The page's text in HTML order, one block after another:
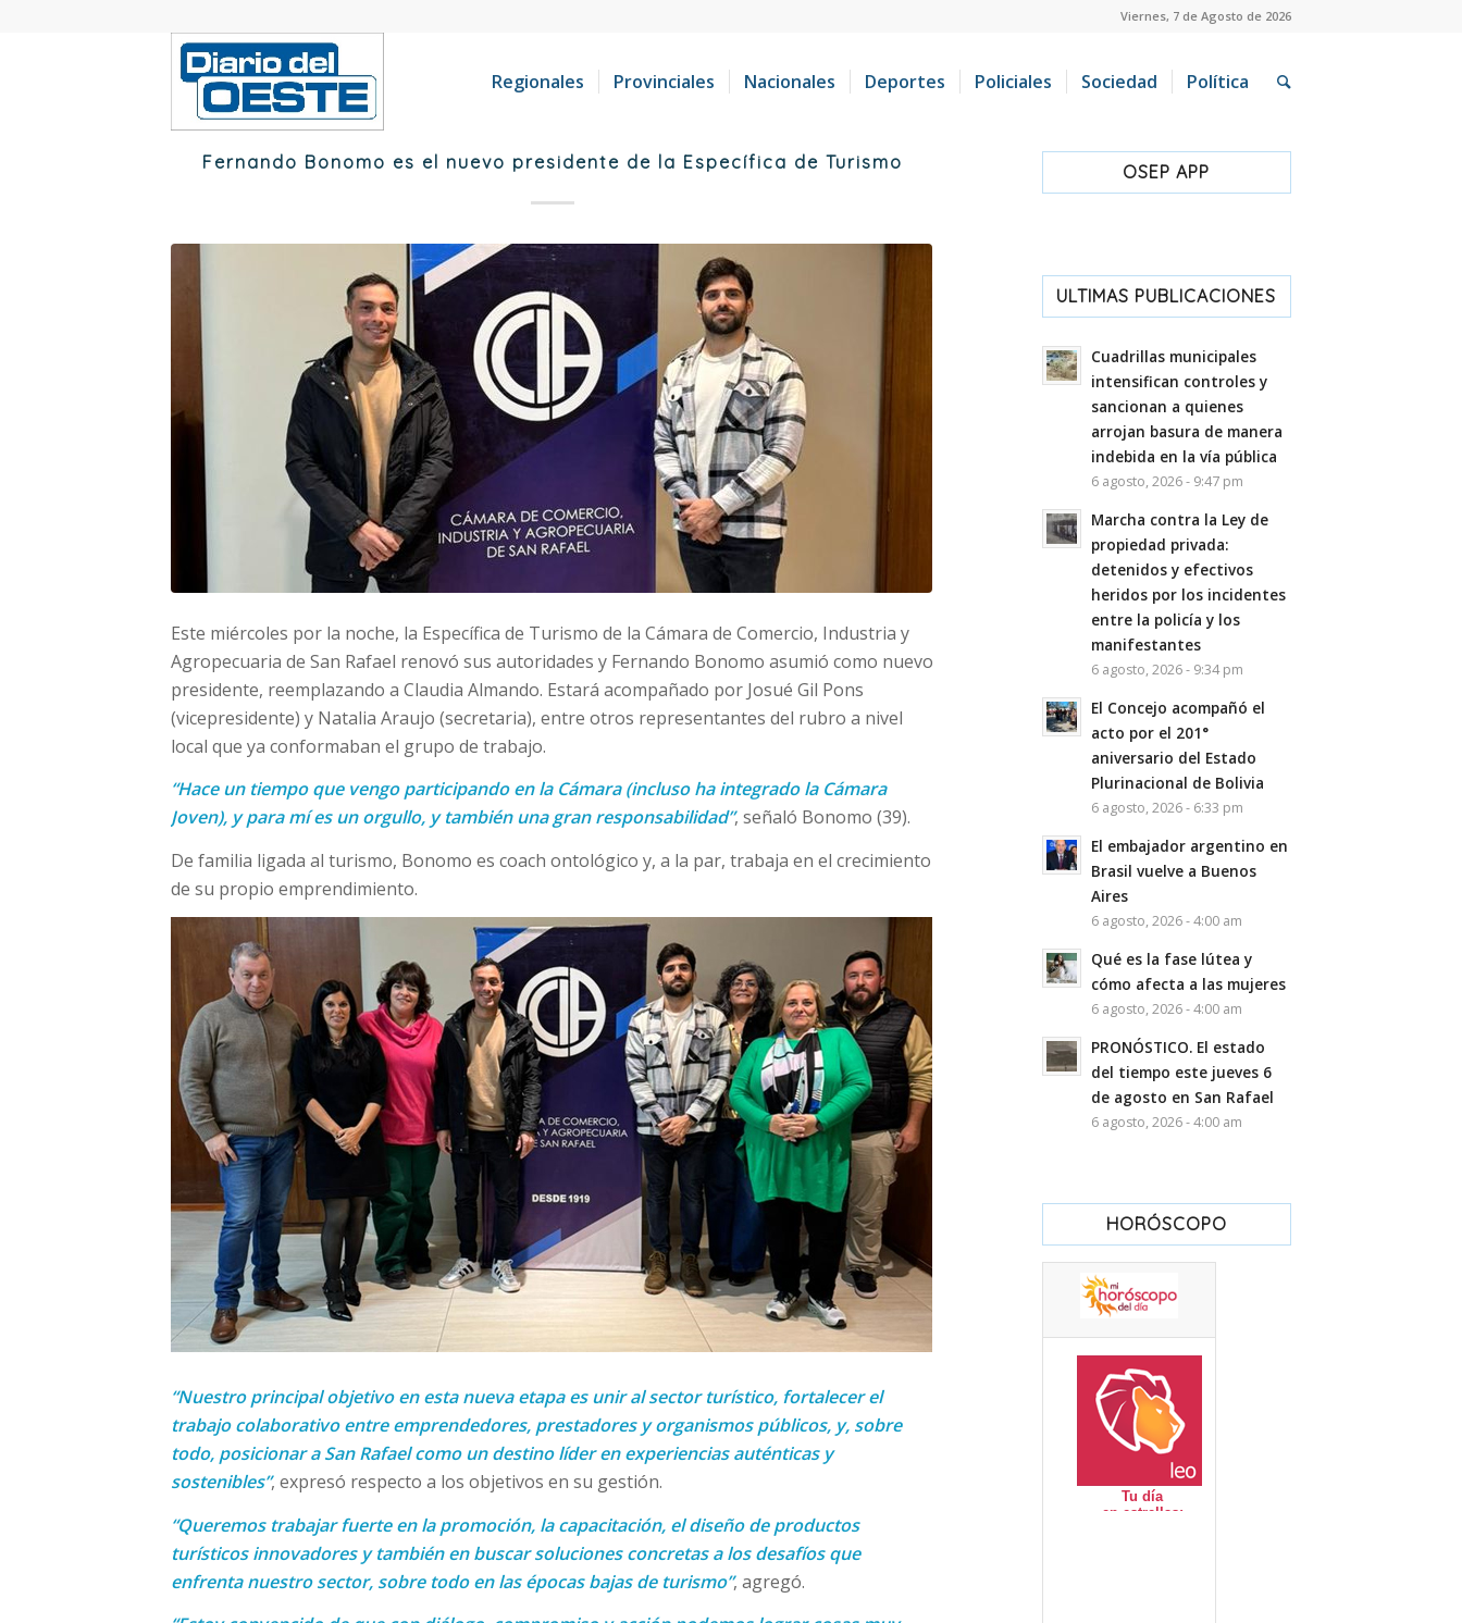
Viernes, 7 de Agosto de 2026
Regionales Provinciales Nacionales Deportes Policiales Sociedad Política
Fernando Bonomo es el nuevo presidente de la Específica de Turismo
Este miércoles por la noche, la Específica de Turismo de la Cámara de Comercio, Industria y
Agropecuaria de San Rafael renovó sus autoridades y Fernando Bonomo asumió como nuevo
presidente, reemplazando a Claudia Almando. Estará acompañado por Josué Gil Pons
(vicepresidente) y Natalia Araujo (secretaria), entre otros representantes del rubro a nivel
local que ya conformaban el grupo de trabajo.
“Hace un tiempo que vengo participando en la Cámara (incluso ha integrado la Cámara
Joven), y para mí es un orgullo, y también una gran responsabilidad”, señaló Bonomo (39).
De familia ligada al turismo, Bonomo es coach ontológico y, a la par, trabaja en el crecimiento
de su propio emprendimiento.
“Nuestro principal objetivo en esta nueva etapa es unir al sector turístico, fortalecer el
trabajo colaborativo entre emprendedores, prestadores y organismos públicos, y, sobre
todo, posicionar a San Rafael como un destino líder en experiencias auténticas y
sostenibles”, expresó respecto a los objetivos en su gestión.
“Queremos trabajar fuerte en la promoción, la capacitación, el diseño de productos
turísticos innovadores y también en buscar soluciones concretas a los desafíos que
enfrenta nuestro sector, sobre todo en las épocas bajas de turismo”, agregó.
OSEP APP
ULTIMAS PUBLICACIONES
Cuadrillas municipales
intensifican controles y
sancionan a quienes
arrojan basura de manera
indebida en la vía pública
6 agosto, 2026 - 9:47 pm
Marcha contra la Ley de
propiedad privada:
detenidos y efectivos
heridos por los incidentes
entre la policía y los
manifestantes
6 agosto, 2026 - 9:34 pm
El Concejo acompañó el
acto por el 201°
aniversario del Estado
Plurinacional de Bolivia
6 agosto, 2026 - 6:33 pm
El embajador argentino en
Brasil vuelve a Buenos
Aires
6 agosto, 2026 - 4:00 am
Qué es la fase lútea y
cómo afecta a las mujeres
6 agosto, 2026 - 4:00 am
PRONÓSTICO. El estado
del tiempo este jueves 6
de agosto en San Rafael
6 agosto, 2026 - 4:00 am
HORÓSCOPO